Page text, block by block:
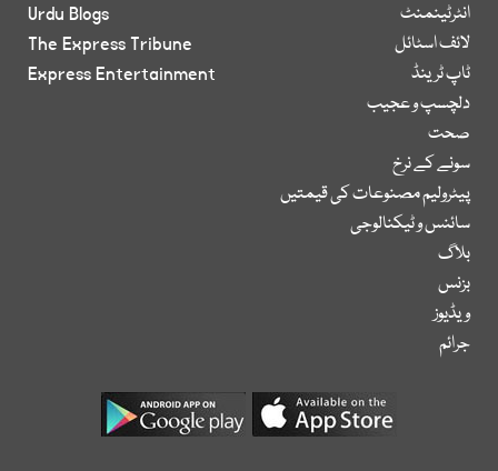
انٹرٹینمنٹ
لائف اسٹائل
ٹاپ ٹرینڈ
دلچسپ و عجیب
صحت
سونے کے نرخ
پیٹرولیم مصنوعات کی قیمتیں
سائنس و ٹیکنالوجی
بلاگ
بزنس
ویڈیوز
جرائم
Urdu Blogs
The Express Tribune
Express Entertainment